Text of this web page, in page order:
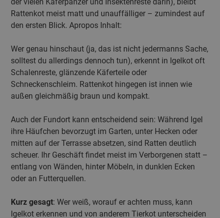
Rattenkot meist matt und unauffälliger – zumindest auf
den ersten Blick. Apropos Inhalt:
Wer genau hinschaut (ja, das ist nicht jedermanns Sache,
solltest du allerdings dennoch tun), erkennt in Igelkot oft
Schalenreste, glänzende Käferteile oder
Schneckenschleim. Rattenkot hingegen ist innen wie
außen gleichmäßig braun und kompakt.
Auch der Fundort kann entscheidend sein: Während Igel
ihre Häufchen bevorzugt im Garten, unter Hecken oder
mitten auf der Terrasse absetzen, sind Ratten deutlich
scheuer. Ihr Geschäft findet meist im Verborgenen statt –
entlang von Wänden, hinter Möbeln, in dunklen Ecken
oder an Futterquellen.
Kurz gesagt: Wer weiß, worauf er achten muss, kann
Igelkot erkennen und von anderem Tierkot unterscheiden